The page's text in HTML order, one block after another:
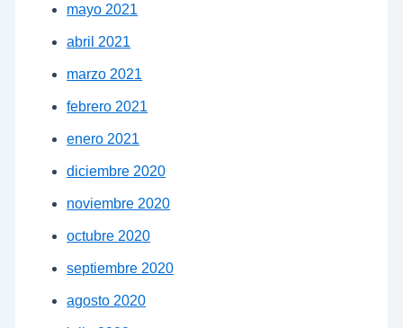
mayo 2021
abril 2021
marzo 2021
febrero 2021
enero 2021
diciembre 2020
noviembre 2020
octubre 2020
septiembre 2020
agosto 2020